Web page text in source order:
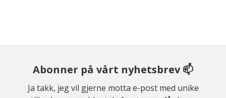
Abonner på vårt nyhetsbrev 📫
Ja takk, jeg vil gjerne motta e-post med unike